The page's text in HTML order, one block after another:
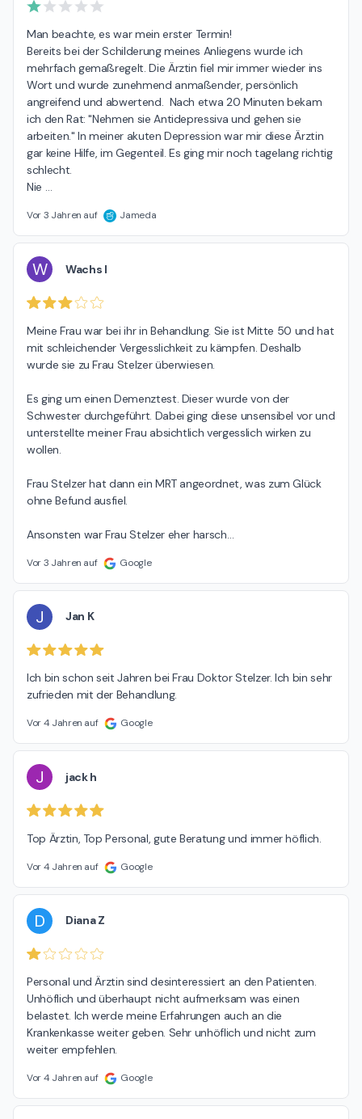
Man beachte, es war mein erster Termin!
Bereits bei der Schilderung meines Anliegens wurde ich
mehrfach gemaßregelt. Die Ärztin fiel mir immer wieder ins
Wort und wurde zunehmend anmaßender, persönlich
angreifend und abwertend.  Nach etwa 20 Minuten bekam
ich den Rat: "Nehmen sie Antidepressiva und gehen sie
arbeiten." In meiner akuten Depression war mir diese Ärztin
gar keine Hilfe, im Gegenteil. Es ging mir noch tagelang richtig
schlecht.
Nie …
Vor 3 Jahren auf Jameda
W Wachs I
Meine Frau war bei ihr in Behandlung. Sie ist Mitte 50 und hat
mit schleichender Vergesslichkeit zu kämpfen. Deshalb
wurde sie zu Frau Stelzer überwiesen.
Es ging um einen Demenztest. Dieser wurde von der
Schwester durchgeführt. Dabei ging diese unsensibel vor und
unterstellte meiner Frau absichtlich vergesslich wirken zu
wollen.
Frau Stelzer hat dann ein MRT angeordnet, was zum Glück
ohne Befund ausfiel.
Ansonsten war Frau Stelzer eher harsch…
Vor 3 Jahren auf Google
J Jan K
Ich bin schon seit Jahren bei Frau Doktor Stelzer. Ich bin sehr
zufrieden mit der Behandlung.
Vor 4 Jahren auf Google
J jack h
Top Ärztin, Top Personal, gute Beratung und immer höflich.
Vor 4 Jahren auf Google
D Diana Z
Personal und Ärztin sind desinteressiert an den Patienten.
Unhöflich und überhaupt nicht aufmerksam was einen
belastet. Ich werde meine Erfahrungen auch an die
Krankenkasse weiter geben. Sehr unhöflich und nicht zum
weiter empfehlen.
Vor 4 Jahren auf Google